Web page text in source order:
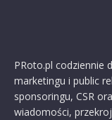
PRoto.pl codziennie
marketingu i public
sponsoringu, CSR
wiadomości,